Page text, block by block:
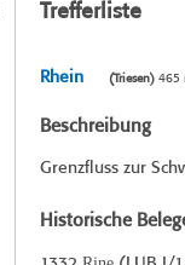
Trefferliste
Rhein (Triesen)465
Beschreibung
Grenzfluss zur
Historische